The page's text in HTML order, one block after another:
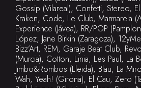
Gossip (Vilareal), Confetti, Stereo,
Kraken, Code, Le Club, Marmarela
Experience (Jávea), RR/POP
López, Jane Birkin (Zaragoza),
Bizz’Art, REM, Garaje Beat Club,
(Murcia), Cotton, Linia, Les Paul, La
Jimbo&Rombos (Lleida), Blau, La
Wah, Yeah! (Girona), El Cau, Zero